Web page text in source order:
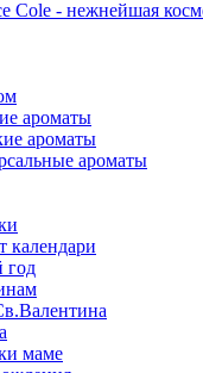
ароматы
ароматы
ароматы
календари
год
маме